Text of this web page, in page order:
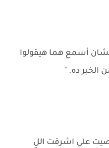
أسمع هما هيقولوا
الخبر ده. "
علي اشرقت اللِ